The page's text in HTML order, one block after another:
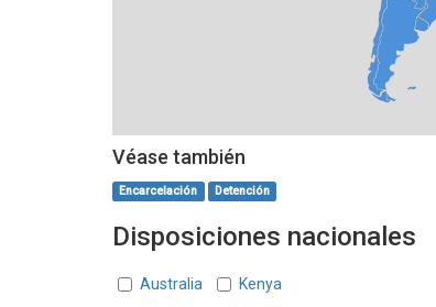
Véase también
Encarcelación Detención
Disposiciones nacionales
Australia
Kenya